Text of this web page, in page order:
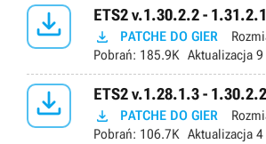
 ETS2 v.1.30.2.2 - 1.31.2.1
 PATCHE DO GIER
Pobrań: 185.9K Aktualizacja 9
 ETS2 v.1.28.1.3 - 1.30.2.2
 PATCHE DO GIER
Pobrań: 106.7K Aktualizacja 4